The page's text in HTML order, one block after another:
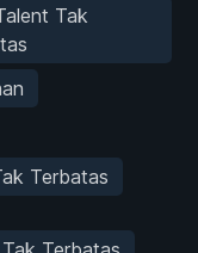
Tak
Terbatas